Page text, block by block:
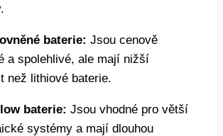
baterie: Jsou cenově
a spolehlivé, ale mají nižší
než lithiové baterie.
baterie: Jsou vhodné pro větší
systémy a mají dlouhou